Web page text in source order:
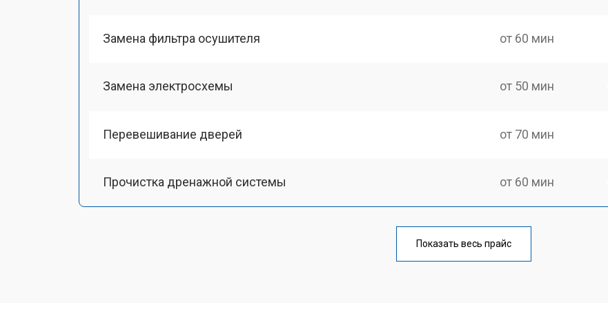
Замена фильтра осушителя от 60 мин
Замена электросхемы от 50 мин
Перевешивание дверей от 70 мин
Прочистка дренажной системы от 60 мин
от 60 мин
Показать весь прайс